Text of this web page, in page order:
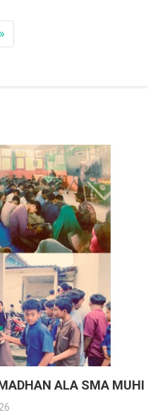
»
ALA SMA MUHI